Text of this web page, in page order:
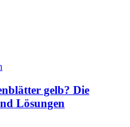
gelb? Die
Lösungen